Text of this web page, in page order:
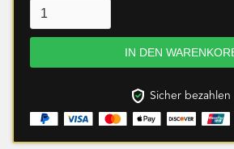
Sicher bezahlen